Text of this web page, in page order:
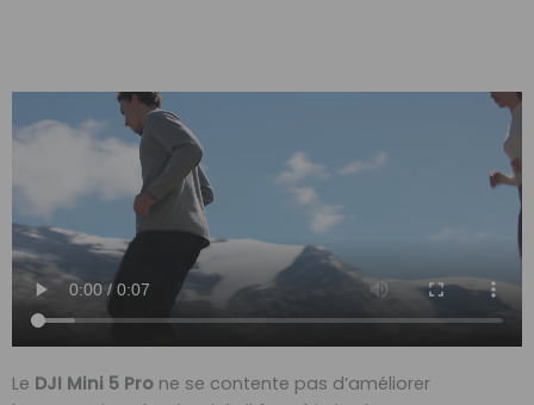
Le DJI Mini 5 Pro ne se contente pas d’améliorer